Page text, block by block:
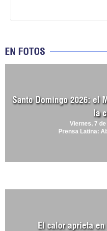
EN FOTOS
Santo Domingo 2026: el
la
Viernes, 7
Prensa Latina:
El calor aprieta en